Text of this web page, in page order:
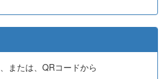
、または、QRコードから